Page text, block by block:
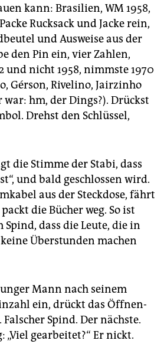
kann: Brasilien, WM 1958,
Rucksack und Jacke rein,
und Ausweise aus der
den Pin ein, vier Zahlen,
und nicht 1958, nimmste 1970
Gérson, Rivelino, Jairzinho
war: hm, der Dings?). Drückst
Drehst den Schlüssel,
die Stimme der Stabi, dass
und bald geschlossen wird.
aus der Steckdose, fährt
die Bücher weg. So ist
dass die Leute, die in
Überstunden machen
Mann nach seinem
ein, drückt das Öffnen-
Spind. Der nächste.
„Viel gearbeitet?“ Er nickt.